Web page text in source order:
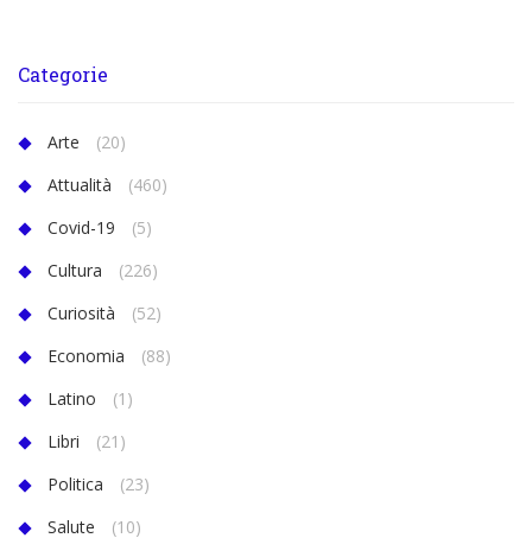
Categorie
Arte
(20)
Attualità
(460)
Covid-19
(5)
Cultura
(226)
Curiosità
(52)
Economia
(88)
Latino
(1)
Libri
(21)
Politica
(23)
Salute
(10)